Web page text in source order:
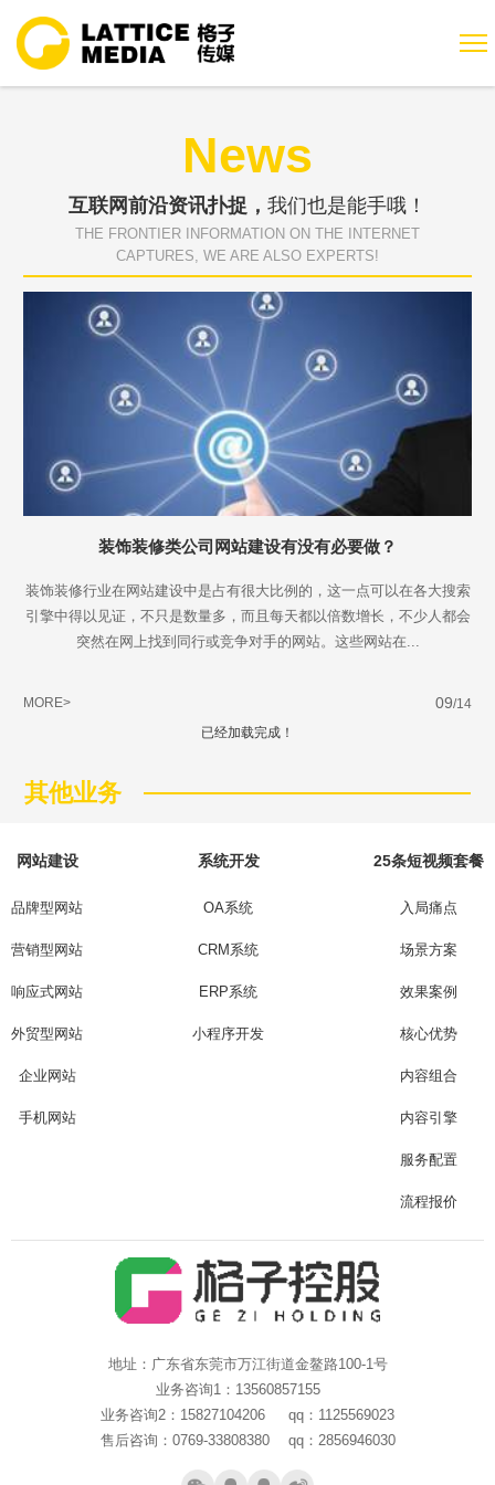
News
互联网前沿资讯扑捉， 我们也是能手哦！
THE FRONTIER INFORMATION ON THE INTERNET
CAPTURES, WE ARE ALSO EXPERTS!
装饰装修类公司网站建设有没有必要做？
装饰装修行业在网站建设中是占有很大比例的，这一点可以在各大搜索
引擎中得以见证，不只是数量多，而且每天都以倍数增长，不少人都会
突然在网上找到同行或竞争对手的网站。这些网站在...
MORE> 09/14
已经加载完成！
其他业务
网站建设
品牌型网站
营销型网站
响应式网站
外贸型网站
企业网站
手机网站
系统开发
OA系统
CRM系统
ERP系统
小程序开发
25条短视频套餐
入局痛点
场景方案
效果案例
核心优势
内容组合
内容引擎
服务配置
流程报价
地址：广东省东莞市万江街道金鳌路100-1号
业务咨询1：13560857155
业务咨询2：15827104206 qq：1125569023
售后咨询：0769-33808380 qq：2856946030
Are you ready?
不怕就请留下您的需求及联系方式，我们会第一时间送上问候的。